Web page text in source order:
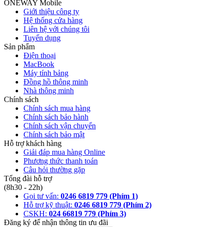
ONEWAY Mobile
Giới thiệu công ty
Hệ thống cửa hàng
Liên hệ với chúng tôi
Tuyển dụng
Sản phẩm
Điện thoại
MacBook
Máy tính bảng
Đồng hồ thông minh
Nhà thông minh
Chính sách
Chính sách mua hàng
Chính sách bảo hành
Chính sách vận chuyển
Chính sách bảo mật
Hỗ trợ khách hàng
Giải đáp mua hàng Online
Phương thức thanh toán
Câu hỏi thường gặp
Tổng đài hỗ trợ
(8h30 - 22h)
Gọi tư vấn: 0246 6819 779 (Phím 1)
Hỗ trợ kỹ thuật: 0246 6819 779 (Phím 2)
CSKH: 024 66819 779 (Phím 3)
Đăng ký để nhận thông tin ưu đãi